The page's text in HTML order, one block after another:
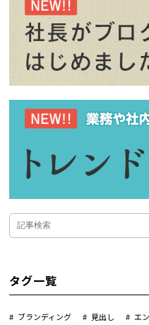
タグ一覧
ブランディング 見出し エ